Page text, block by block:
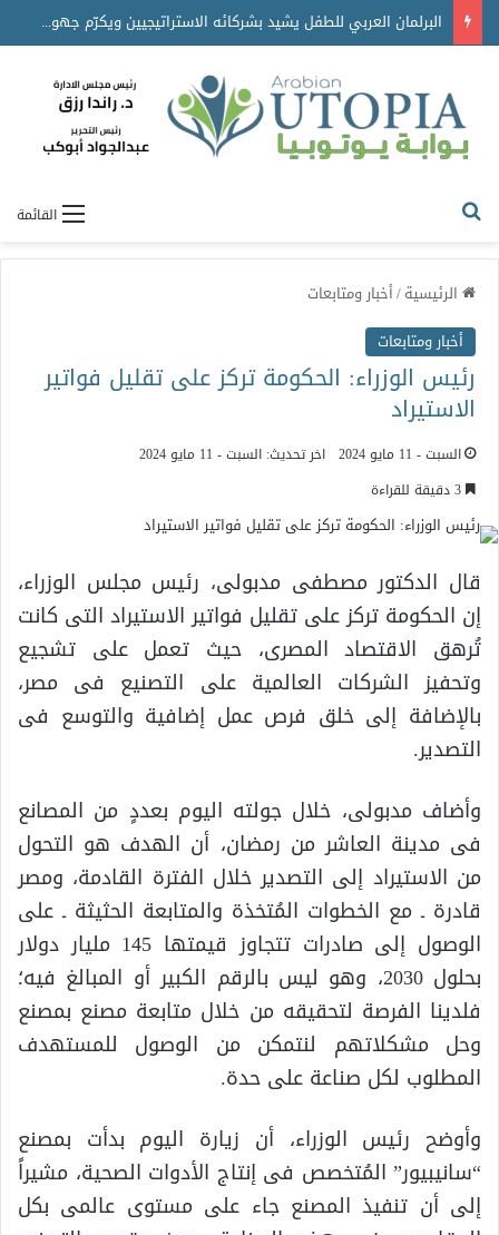
البرلمان العربي للطفل يشيد بشركائه الاستراتيجيين ويكرّم جهودهم في دعم برامجه ومبادراته
القائمة
الرئيسية/أخبار ومتابعات
أخبار ومتابعات
رئيس الوزراء: الحكومة تركز على تقليل فواتير
الاستيراد
السبت - 11 مايو 2024
اخر تحديث: السبت - 11 مايو 2024
قال الدكتور مصطفى مدبولى، رئيس مجلس الوزراء،
إن الحكومة تركز على تقليل فواتير الاستيراد التى كانت
تُرهق الاقتصاد المصرى، حيث تعمل على تشجيع
وتحفيز الشركات العالمية على التصنيع فى مصر،
بالإضافة إلى خلق فرص عمل إضافية والتوسع فى
التصدير.
وأضاف مدبولى، خلال جولته اليوم بعددٍ من المصانع
فى مدينة العاشر من رمضان، أن الهدف هو التحول
من الاستيراد إلى التصدير خلال الفترة القادمة، ومصر
قادرة ـ مع الخطوات المُتخذة والمتابعة الحثيثة ـ على
الوصول إلى صادرات تتجاوز قيمتها 145 مليار دولار
بحلول 2030، وهو ليس بالرقم الكبير أو المبالغ فيه؛
فلدينا الفرصة لتحقيقه من خلال متابعة مصنع بمصنع
وحل مشكلاتهم لنتمكن من الوصول للمستهدف
المطلوب لكل صناعة على حدة.
وأوضح رئيس الوزراء، أن زيارة اليوم بدأت بمصنع
“سانيبيور” المُتخصص فى إنتاج الأدوات الصحية، مشيراً
إلى أن تنفيذ المصنع جاء على مستوى عالمى بكل